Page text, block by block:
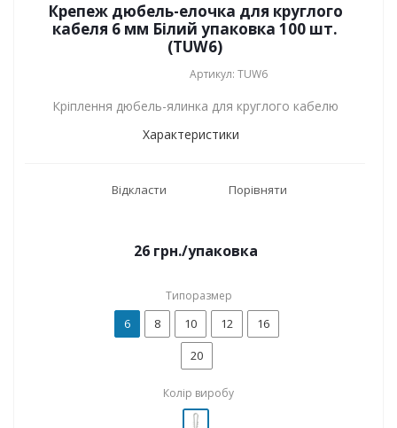
Крепеж дюбель-елочка для круглого
кабеля 6 мм Білий упаковка 100 шт.
(TUW6)
Артикул: TUW6
Кріплення дюбель-ялинка для круглого кабелю
Характеристики
Відкласти Порівняти
26грн./упаковка
Типоразмер
6 8 10 12
16
20
Колір виробу